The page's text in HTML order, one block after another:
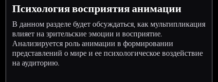
Психология восприятия анимации
В данном разделе будет обсуждаться, как мультипликация
влияет на зрительские эмоции и восприятие.
Анализируется роль анимации в формировании
представлений о мире и ее психологическое воздействие
на аудиторию.